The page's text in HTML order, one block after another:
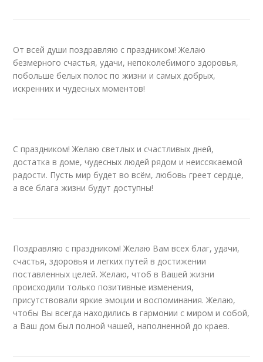
От всей души поздравляю с праздником! Желаю
безмерного счастья, удачи, непоколебимого здоровья,
побольше белых полос по жизни и самых добрых,
искренних и чудесных моментов!
С праздником! Желаю светлых и счастливых дней,
достатка в доме, чудесных людей рядом и неиссякаемой
радости. Пусть мир будет во всём, любовь греет сердце,
а все блага жизни будут доступны!
Поздравляю с праздником! Желаю Вам всех благ, удачи,
счастья, здоровья и легких путей в достижении
поставленных целей. Желаю, чтоб в Вашей жизни
происходили только позитивные изменения,
присутствовали яркие эмоции и воспоминания. Желаю,
чтобы Вы всегда находились в гармонии с миром и собой,
а Ваш дом был полной чашей, наполненной до краев.